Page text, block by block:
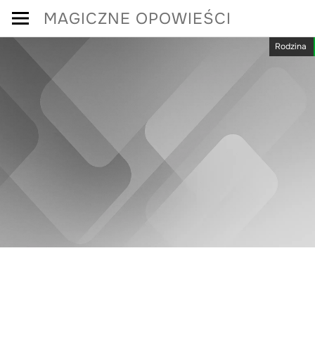
Skip
MAGICZNE OPOWIEŚCI
Rodzina